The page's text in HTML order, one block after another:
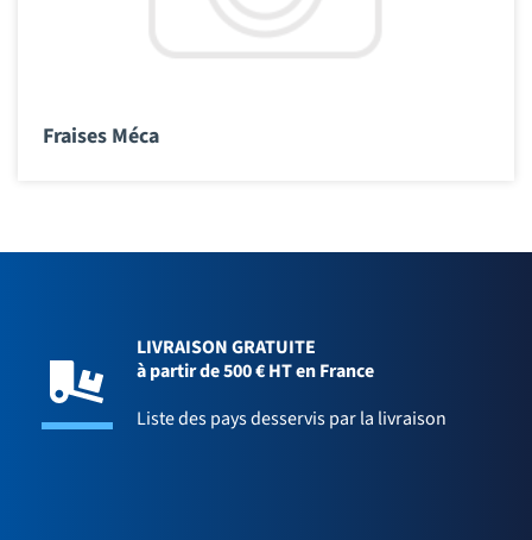
Fraises Méca
LIVRAISON GRATUITE
à partir de 500 € HT en France
Liste des pays desservis par la livraison